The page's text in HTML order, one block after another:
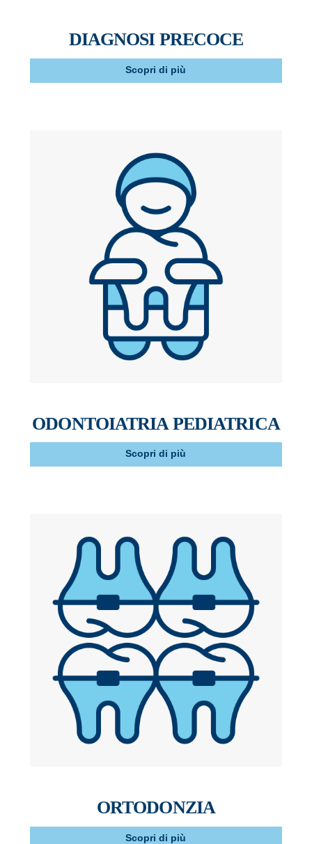
DIAGNOSI PRECOCE
Scopri di più
ODONTOIATRIA PEDIATRICA
Scopri di più
ORTODONZIA
Scopri di più